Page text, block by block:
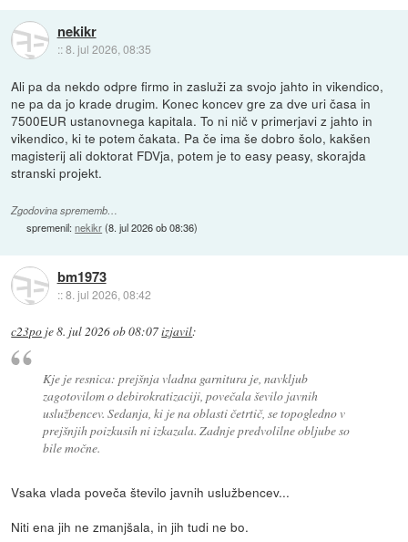
nekikr
::8. jul 2026, 08:35
Ali pa da nekdo odpre firmo in zasluži za svojo jahto in vikendico,
ne pa da jo krade drugim. Konec koncev gre za dve uri časa in
7500EUR ustanovnega kapitala. To ni nič v primerjavi z jahto in
vikendico, ki te potem čakata. Pa če ima še dobro šolo, kakšen
magisterij ali doktorat FDVja, potem je to easy peasy, skorajda
stranski projekt.
Zgodovina sprememb…
spremenil:nekikr(8. jul 2026 ob 08:36)
bm1973
::8. jul 2026, 08:42
c23po je8. jul 2026 ob 08:07izjavil:
Kje je resnica: prejšnja vladna garnitura je, navkljub
zagotovilom o debirokratizaciji, povečala ševilo javnih
uslužbencev. Sedanja, ki je na oblasti četrtič, se topogledno v
prejšnjih poizkusih ni izkazala. Zadnje predvolilne obljube so
bile močne.
Vsaka vlada poveča število javnih uslužbencev...
Niti ena jih ne zmanjšala, in jih tudi ne bo.